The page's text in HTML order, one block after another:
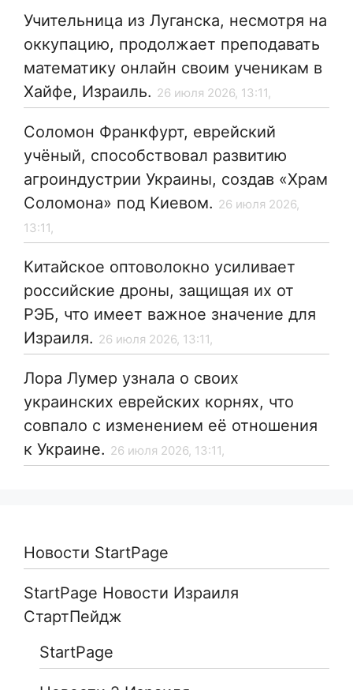
Учительница из Луганска, несмотря на
оккупацию, продолжает преподавать
математику онлайн своим ученикам в
Хайфе, Израиль. 26 июля 2026, 13:11,
Соломон Франкфурт, еврейский
учёный, способствовал развитию
агроиндустрии Украины, создав «Храм
Соломона» под Киевом. 26 июля 2026,
13:11,
Китайское оптоволокно усиливает
российские дроны, защищая их от
РЭБ, что имеет важное значение для
Израиля. 26 июля 2026, 13:11,
Лора Лумер узнала о своих
украинских еврейских корнях, что
совпало с изменением её отношения
к Украине. 26 июля 2026, 13:11,
Новости StartPage
StartPage Новости Израиля
СтартПейдж
StartPage